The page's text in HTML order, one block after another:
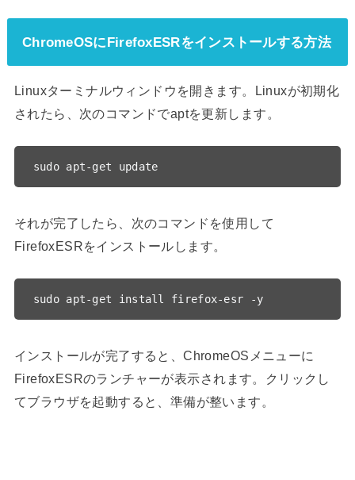
ChromeOSにFirefoxESRをインストールする方法
Linuxターミナルウィンドウを開きます。Linuxが初期化
されたら、次のコマンドでaptを更新します。
sudo apt-get update
それが完了したら、次のコマンドを使用して
FirefoxESRをインストールします。
sudo apt-get install firefox-esr -y
インストールが完了すると、ChromeOSメニューに
FirefoxESRのランチャーが表示されます。クリックし
てブラウザを起動すると、準備が整います。